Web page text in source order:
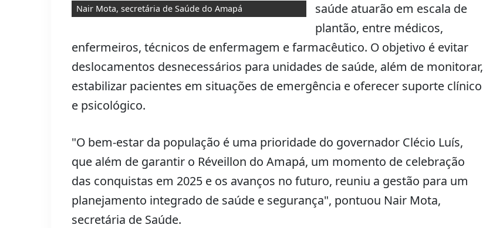
Nair Mota, secretária de Saúde do Amapá
saúde atuarão em escala de
plantão, entre médicos,
enfermeiros, técnicos de enfermagem e farmacêutico. O objetivo é evitar
deslocamentos desnecessários para unidades de saúde, além de monitorar,
estabilizar pacientes em situações de emergência e oferecer suporte clínico
e psicológico.
"O bem-estar da população é uma prioridade do governador Clécio Luís,
que além de garantir o Réveillon do Amapá, um momento de celebração
das conquistas em 2025 e os avanços no futuro, reuniu a gestão para um
planejamento integrado de saúde e segurança", pontuou Nair Mota,
secretária de Saúde.